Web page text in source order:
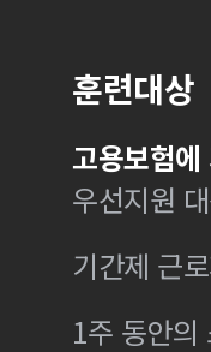
훈련대상
고용보험
우선지원
기간제 근
1주 동안의